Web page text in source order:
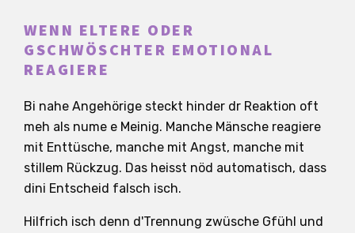
WENN ELTERE ODER
GSCHWÖSCHTER EMOTIONAL
REAGIERE
Bi nahe Angehörige steckt hinder dr Reaktion oft
meh als nume e Meinig. Manche Mänsche reagiere
mit Enttüsche, manche mit Angst, manche mit
stillem Rückzug. Das heisst nöd automatisch, dass
dini Entscheid falsch isch.
Hilfrich isch denn d'Trennung zwüsche Gfühl und